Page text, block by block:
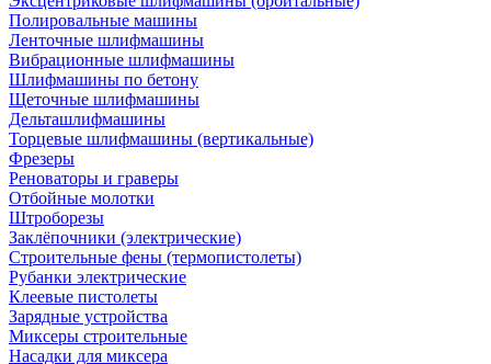
Полировальные машины
Ленточные шлифмашины
Вибрационные шлифмашины
Шлифмашины по бетону
Щеточные шлифмашины
Дельташлифмашины
Торцевые шлифмашины (вертикальные)
Фрезеры
Реноваторы и граверы
Отбойные молотки
Штроборезы
Заклёпочники (электрические)
Строительные фены (термопистолеты)
Рубанки электрические
Клеевые пистолеты
Зарядные устройства
Миксеры строительные
Насадки для миксера